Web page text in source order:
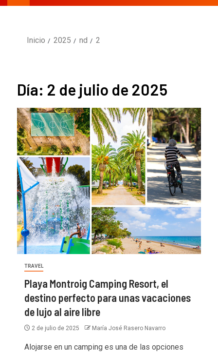
Inicio 2025 nd 2
Día: 2 de julio de 2025
TRAVEL
Playa Montroig Camping Resort, el
destino perfecto para unas vacaciones
de lujo al aire libre
2 de julio de 2025 María José Rasero Navarro
Alojarse en un camping es una de las opciones